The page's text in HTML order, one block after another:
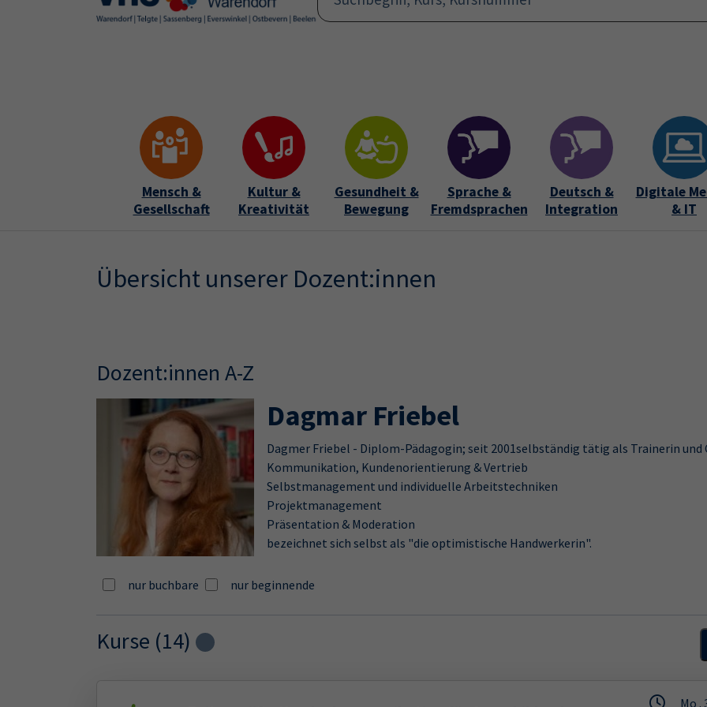
Skip to main content
Skip to page footer
Mensch &
Gesellschaft
Kultur &
Kreativität
Gesundheit &
Bewegung
Sprache &
Fremdsprachen
Deutsch &
Integration
Digitale
& IT
Übersicht unserer Dozent:innen
Dozent:innen A-Z
Dagmar Friebel
Dagmer Friebel - Diplom-Pädagogin; seit 2001selbständig tätig als Trainerin und
Kommunikation, Kundenorientierung & Vertrieb
Selbstmanagement und individuelle Arbeitstechniken
Projektmanagement
Präsentation & Moderation
bezeichnet sich selbst als "die optimistische Handwerkerin".
nur buchbare nur beginnende
Kurse (14) Loading...
Mo .